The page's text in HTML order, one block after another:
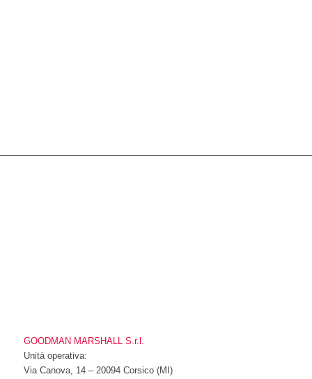
GOODMAN MARSHALL S.r.l.
Unità operativa:
Via Canova, 14 – 20094 Corsico (MI)